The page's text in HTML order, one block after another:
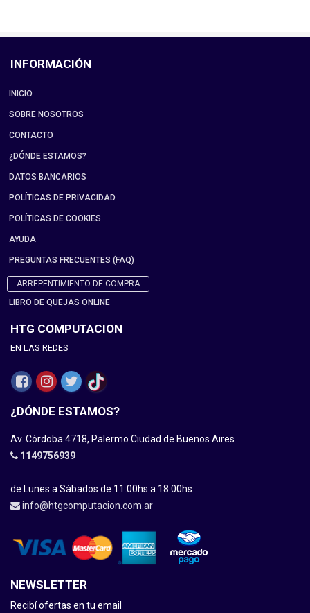
INFORMACIÓN
INICIO
SOBRE NOSOTROS
CONTACTO
¿DÓNDE ESTAMOS?
DATOS BANCARIOS
POLÍTICAS DE PRIVACIDAD
POLÍTICAS DE COOKIES
AYUDA
PREGUNTAS FRECUENTES (FAQ)
ARREPENTIMIENTO DE COMPRA
LIBRO DE QUEJAS ONLINE
HTG COMPUTACION
EN LAS REDES
¿DÓNDE ESTAMOS?
Av. Córdoba 4718, Palermo Ciudad de Buenos Aires
1149756939
de Lunes a Sàbados de 11:00hs a 18:00hs
info@htgcomputacion.com.ar
NEWSLETTER
Recibí ofertas en tu email